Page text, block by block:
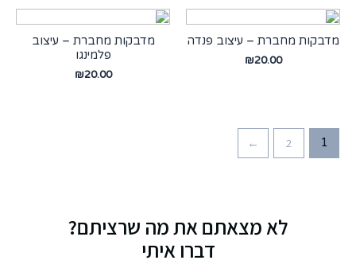
מדבקות מחברת – עיצוב פנדה
₪20.00
מדבקות מחברת – עיצוב
פלמינגו
₪20.00
1
2
←
לא מצאתם את מה שרציתם?
דברו איתי